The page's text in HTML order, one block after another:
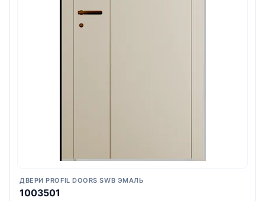
ДВЕРИ PROFIL DOORS SWB ЭМАЛЬ
1003501